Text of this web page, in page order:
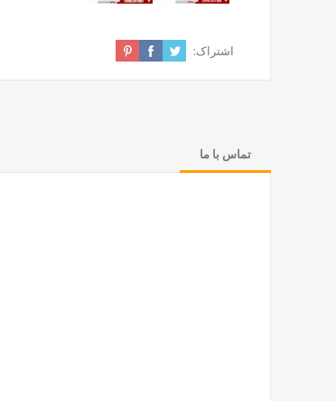
اشتراک:
تماس با ما